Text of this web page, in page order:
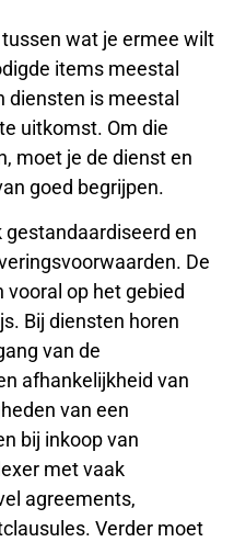
wat je ermee wilt
items meestal
diensten is meestal
uitkomst. Om die
moet je de dienst en
goed begrijpen.
en
De
vooral op het gebied
Bij diensten horen
van de
afhankelijkheid van
van een
bij inkoop van
met vaak
agreements,
Verder moet